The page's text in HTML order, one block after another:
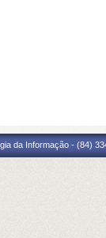
da Informação - (84)